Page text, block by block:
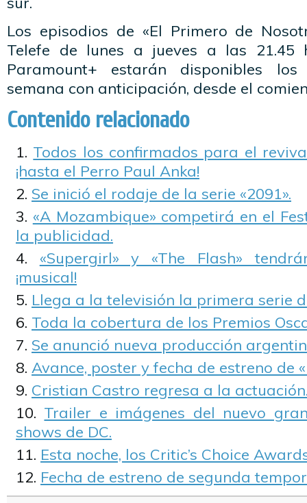
Los episodios de «El Primero de
Telefe de lunes a jueves a las 21.45
Paramount+ estarán disponibles
semana con anticipación, desde el
Contenido relacionado
Todos los confirmados para el
¡hasta el Perro Paul Anka!
Se inició el rodaje de la serie «2091».
«A Mozambique» competirá en el
la publicidad.
«Supergirl» y «The Flash»
¡musical!
Llega a la televisión la primera serie
Toda la cobertura de los Premios
Se anunció nueva producción
Avance, poster y fecha de estreno de
Cristian Castro regresa a la
Trailer e imágenes del nuevo
shows de DC.
Esta noche, los Critic’s Choice
Fecha de estreno de segunda